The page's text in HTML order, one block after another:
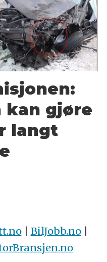
kan gjøre
langt
| BilJobb.no|